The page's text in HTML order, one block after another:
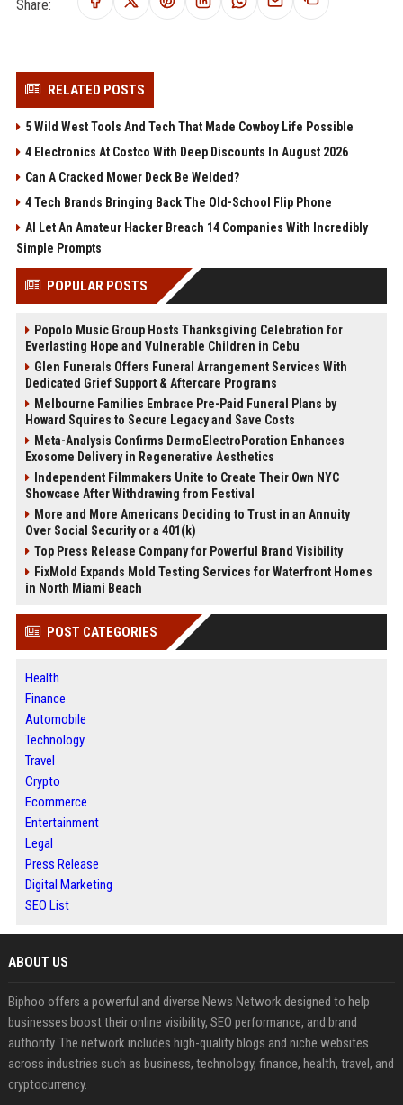
Share:
RELATED POSTS
5 Wild West Tools And Tech That Made Cowboy Life Possible
4 Electronics At Costco With Deep Discounts In August 2026
Can A Cracked Mower Deck Be Welded?
4 Tech Brands Bringing Back The Old-School Flip Phone
AI Let An Amateur Hacker Breach 14 Companies With Incredibly
Simple Prompts
POPULAR POSTS
Popolo Music Group Hosts Thanksgiving Celebration for
Everlasting Hope and Vulnerable Children in Cebu
Glen Funerals Offers Funeral Arrangement Services With
Dedicated Grief Support & Aftercare Programs
Melbourne Families Embrace Pre-Paid Funeral Plans by
Howard Squires to Secure Legacy and Save Costs
Meta-Analysis Confirms DermoElectroPoration Enhances
Exosome Delivery in Regenerative Aesthetics
Independent Filmmakers Unite to Create Their Own NYC
Showcase After Withdrawing from Festival
More and More Americans Deciding to Trust in an Annuity
Over Social Security or a 401(k)
Top Press Release Company for Powerful Brand Visibility
FixMold Expands Mold Testing Services for Waterfront Homes
in North Miami Beach
POST CATEGORIES
Health
Finance
Automobile
Technology
Travel
Crypto
Ecommerce
Entertainment
Legal
Press Release
Digital Marketing
SEO List
ABOUT US
Biphoo offers a powerful and diverse News Network designed to help
businesses boost their online visibility, SEO performance, and brand
authority. The network includes high-quality blogs and niche websites
across industries such as business, technology, finance, health, travel, and
cryptocurrency.